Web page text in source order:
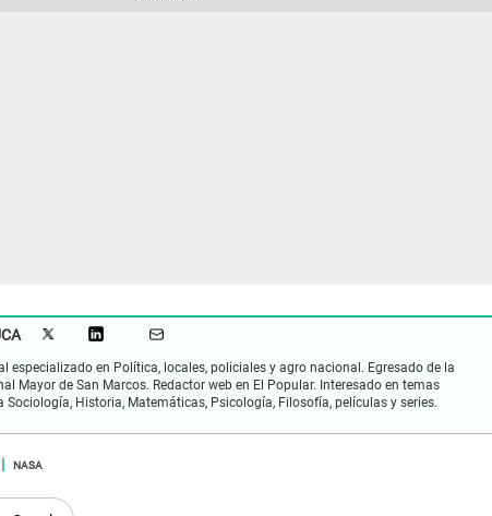
especializado en Política, locales, policiales y agro nacional. Egresado de la
Mayor de San Marcos. Redactor web en El Popular. Interesado en temas
Sociología, Historia, Matemáticas, Psicología, Filosofía, películas y series.
NASA